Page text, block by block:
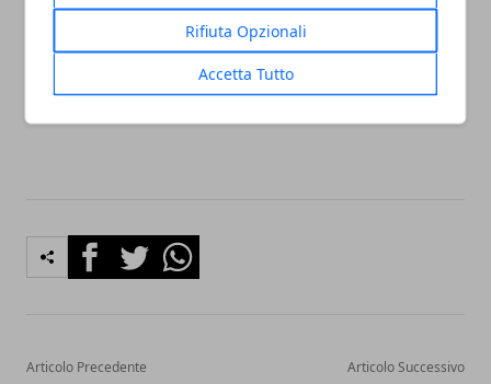
Rifiuta Opzionali
Accetta Tutto
L’articolo volge al termine. Spero di esserti stato di
aiuto in qualche modo!
FacebookTwitterWhatsapp
Articolo Precedente Articolo Successivo